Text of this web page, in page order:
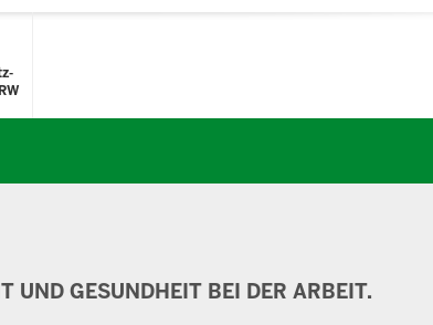
UND GESUNDHEIT BEI DER ARBEIT.